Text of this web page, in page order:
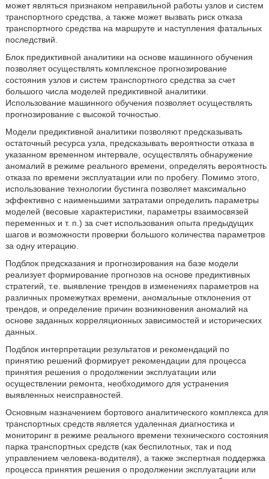
может являться признаком неправильной работы узлов и систем
транспортного средства, а также может вызвать риск отказа
транспортного средства на маршруте и наступления фатальных
последствий.
Блок предиктивной аналитики на основе машинного обучения
позволяет осуществлять комплексное прогнозирование
состояния узлов и систем транспортного средства за счет
большого числа моделей предиктивной аналитики.
Использование машинного обучения позволяет осуществлять
прогнозирование с высокой точностью.
Модели предиктивной аналитики позволяют предсказывать
остаточный ресурса узла, предсказывать вероятности отказа в
указанном временном интервале, осуществлять обнаружение
аномалий в режиме реального времени, определять вероятность
отказа по времени эксплуатации или по пробегу. Помимо этого,
использование технологии бустинга позволяет максимально
эффективно с наименьшими затратами определить параметры
моделей (весовые характеристики, параметры взаимосвязей
переменных и т. п.) за счет использования опыта предыдущих
шагов и возможности проверки большого количества параметров
за одну итерацию.
Подблок предсказания и прогнозирования на базе модели
реализует формирование прогнозов на основе предиктивных
стратегий, т.е. выявление трендов в изменениях параметров на
различных промежутках времени, аномальные отклонения от
трендов, и определение причин возникновения аномалий на
основе заданных корреляционных зависимостей и исторических
данных.
Подблок интерпретации результатов и рекомендаций по
принятию решений формирует рекомендации для процесса
принятия решения о продолжении эксплуатации или
осуществлении ремонта, необходимого для устранения
выявленных неисправностей.
Основным назначением бортового аналитического комплекса для
транспортных средств является удаленная диагностика и
мониторинг в режиме реального времени технического состояния
парка транспортных средств (как беспилотных, так и под
управлением человека-водителя), а также экспертная поддержка
процесса принятия решения о продолжении эксплуатации или